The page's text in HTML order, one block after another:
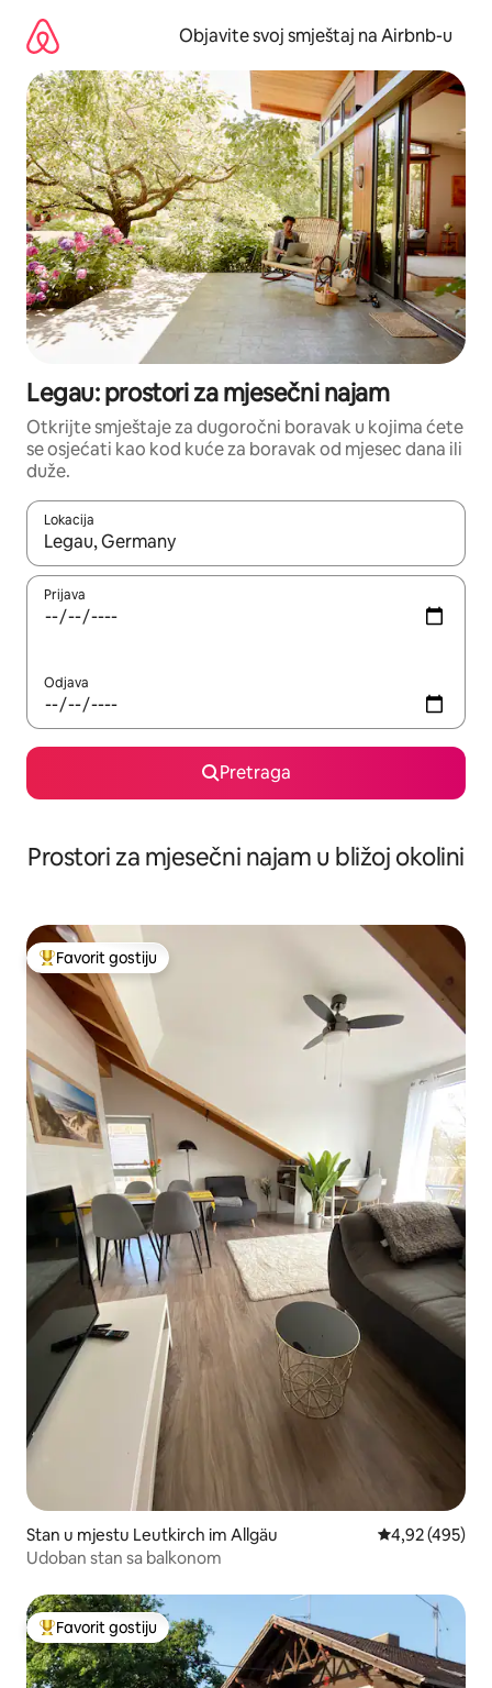
sadržaj
Objavite svoj smještaj na Airbnb-u
Legau: prostori za mjesečni najam
Otkrijte smještaje za dugoročni boravak u kojima ćete
se osjećati kao kod kuće za boravak od mjesec dana ili
duže.
Lokacija
Kad su rezultati dostupni, možete da se krećete kroz njih
Prijava
Odjava
Pretraga
Prostori za mjesečni najam u bližoj okolini
Glavni favorit gostiju
Favorit gostiju
Stan u mjestu Leutkirch im Allgäu prosječna
4,92 (495)
Udoban stan sa balkonom
Glavni favorit gostiju
Favorit gostiju